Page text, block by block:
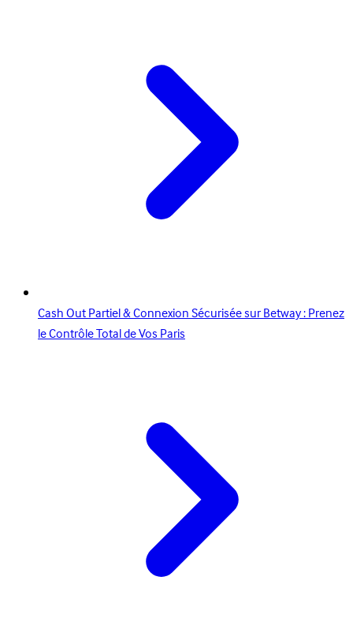
Cash Out Partiel & Connexion Sécurisée sur Betway : Prenez
le Contrôle Total de Vos Paris